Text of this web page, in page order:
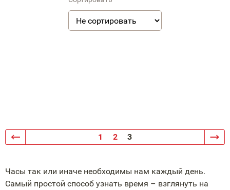
1 2 3
Часы так или иначе необходимы нам каждый день.
Самый простой способ узнать время – взглянуть на